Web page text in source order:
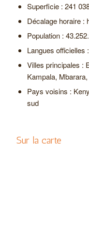
Superficie : 241
Décalage horaire :
Population :
Langues officielles
Villes principales :
Kampala,
Pays voisins :
sud
Sur la carte